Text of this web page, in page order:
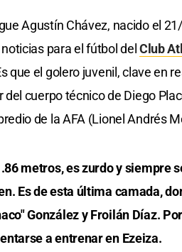
Agustín Chávez, nacido el
para el fútbol del Club
que el golero juvenil, clave en
del cuerpo técnico de Diego
de la AFA (Lionel Andrés
metros, es zurdo y siempre
Es de esta última camada,
González y Froilán Díaz.
a entrenar en Ezeiza.